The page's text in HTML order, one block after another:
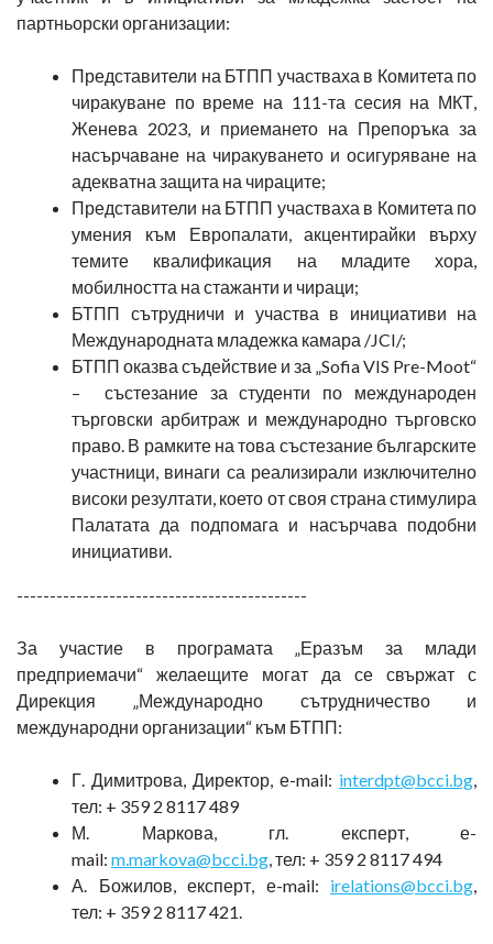
партньорски организации:
Представители на БТПП участваха в Комитета по
чиракуване по време на 111-та сесия на МКТ,
Женева 2023, и приемането на Препоръка за
насърчаване на чиракуването и осигуряване на
адекватна защита на чираците;
Представители на БТПП участваха в Комитета по
умения към Европалати, акцентирайки върху
темите квалификация на младите хора,
мобилността на стажанти и чираци;
БТПП сътрудничи и участва в инициативи на
Международната младежка камара /JCI/;
БТПП оказва съдействие и за „Sofia VIS Pre-Moot“
– състезание за студенти по международен
търговски арбитраж и международно търговско
право. В рамките на това състезание българските
участници, винаги са реализирали изключително
високи резултати, което от своя страна стимулира
Палатата да подпомага и насърчава подобни
инициативи.
--------------------------------------------
За участие в програмата „Еразъм за млади
предприемачи“ желаещите могат да се свържат с
Дирекция „Международно сътрудничество и
международни организации“ към БТПП:
Г. Димитрова, Директор, е-mail: interdpt@bcci.bg,
тел: + 359 2 8117 489
М. Маркова, гл. експерт, е-
mail: m.markova@bcci.bg, тел: + 359 2 8117 494
А. Божилов, експерт, е-mail: irelations@bcci.bg,
тел: + 359 2 8117 421.